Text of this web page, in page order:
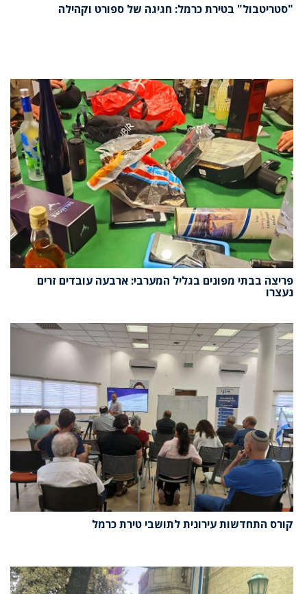
"סטריטבול" בטירת כרמל: חגיגה של ספורט וקהילה
פריצה בבתי מפונים בגליל המערבי: ארבעה עובדים זרים
נעצרו
קורס התחדשות עירונית לתושבי טירת כרמל